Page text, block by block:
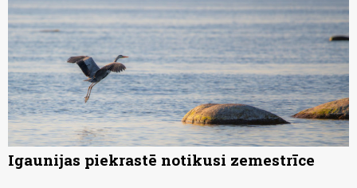
Igaunijas piekrastē notikusi zemestrīce